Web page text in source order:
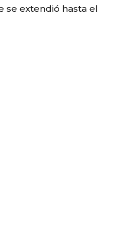
se extendió hasta el